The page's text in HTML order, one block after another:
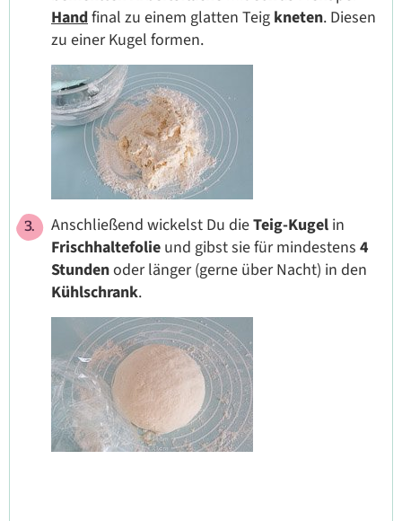
Handfinal zu einem glatten Teig kneten. Diesen
zu einer Kugel formen.
Anschließend wickelst Du dieTeig-Kugel in
Frischhaltefolie und gibst sie für mindestens 4
Stundenoder länger (gerne über Nacht) in den
Kühlschrank.